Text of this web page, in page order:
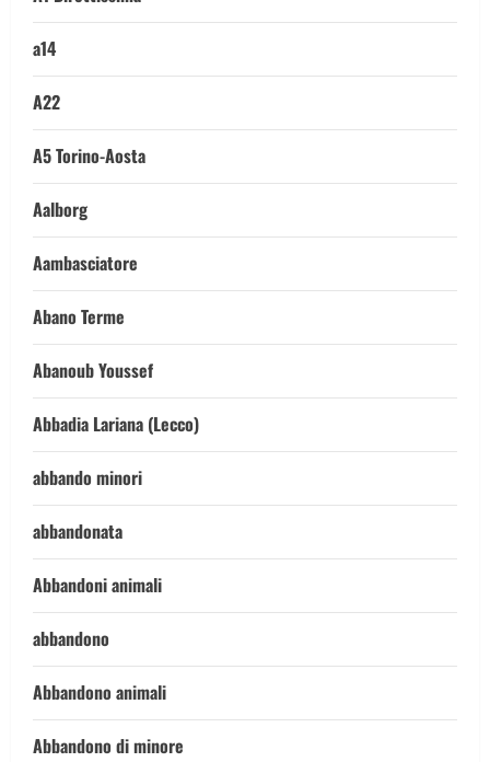
a14
A22
A5 Torino-Aosta
Aalborg
Aambasciatore
Abano Terme
Abanoub Youssef
Abbadia Lariana (Lecco)
abbando minori
abbandonata
Abbandoni animali
abbandono
Abbandono animali
Abbandono di minore